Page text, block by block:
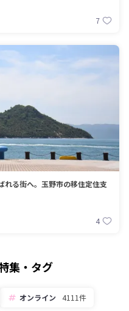
7
れる街へ。玉野市の移住定住支
4
集・タグ
オンライン 4111件